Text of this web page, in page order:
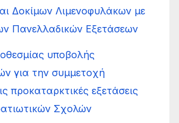
Δοκίμων Λιμενοφυλάκων με
Πανελλαδικών Εξετάσεων
υποβολής
για την συμμετοχή
προκαταρκτικές εξετάσεις
Σχολών